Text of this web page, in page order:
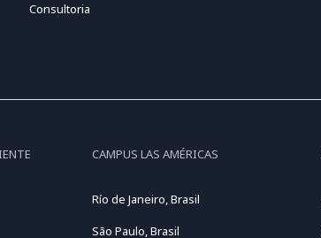
Consultoria
CAMPUS LAS AMÉRICAS
Río de Janeiro, Brasil
São Paulo, Brasil